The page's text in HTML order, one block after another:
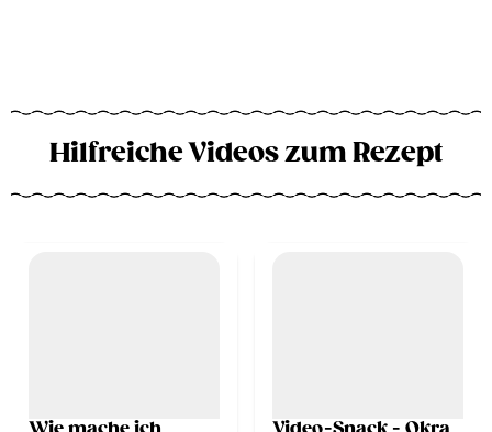
Hilfreiche Videos zum Rezept